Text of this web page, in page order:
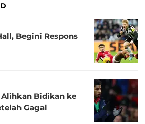
Begini Respons
Bidikan ke
Gagal